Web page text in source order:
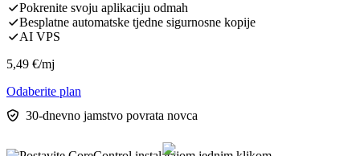
Pokrenite svoju aplikaciju odmah
Besplatne automatske tjedne sigurnosne kopije
AI VPS
5,49 €/mj
Odaberite plan
30-dnevno jamstvo povrata novca